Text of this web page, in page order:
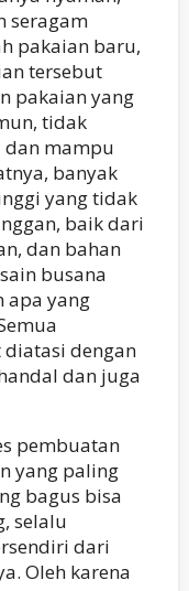
seragam
pakaian baru,
tersebut
pakaian yang
tidak
dan mampu
banyak
yang tidak
baik dari
dan bahan
busana
apa yang
dengan
dan juga
pembuatan
yang paling
bagus bisa
selalu
dari
Oleh karena